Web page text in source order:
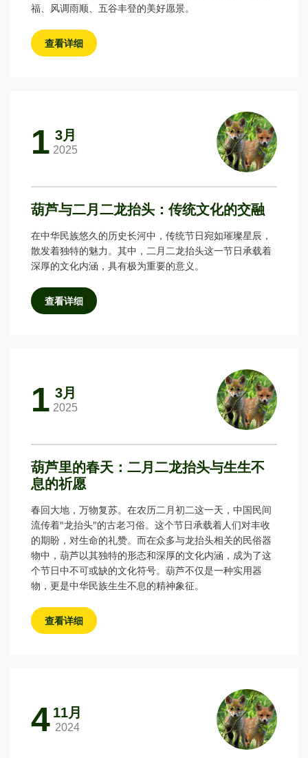
福、风调雨顺、五谷丰登的美好愿景。
查看详细
1 3月
2025
葫芦与二月二龙抬头：传统文化的交融
在中华民族悠久的历史长河中，传统节日宛如璀璨星辰，
散发着独特的魅力。其中，二月二龙抬头这一节日承载着
深厚的文化内涵，具有极为重要的意义。
查看详细
1 3月
2025
葫芦里的春天：二月二龙抬头与生生不
息的祈愿
春回大地，万物复苏。在农历二月初二这一天，中国民间
流传着"龙抬头"的古老习俗。这个节日承载着人们对丰收
的期盼，对生命的礼赞。而在众多与龙抬头相关的民俗器
物中，葫芦以其独特的形态和深厚的文化内涵，成为了这
个节日中不可或缺的文化符号。葫芦不仅是一种实用器
物，更是中华民族生生不息的精神象征。
查看详细
4 11月
2024